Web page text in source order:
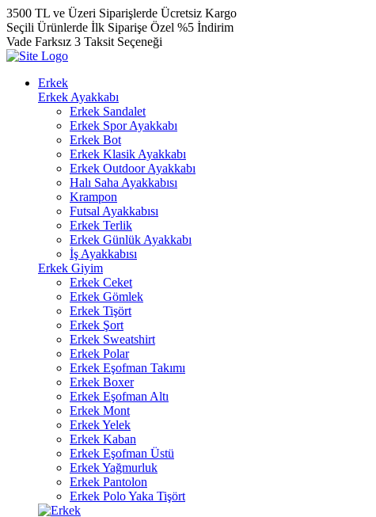
3500 TL ve Üzeri Siparişlerde Ücretsiz Kargo
Seçili Ürünlerde İlk Siparişe Özel %5 İndirim
Vade Farksız 3 Taksit Seçeneği
Erkek
Erkek Ayakkabı
Erkek Sandalet
Erkek Spor Ayakkabı
Erkek Bot
Erkek Klasik Ayakkabı
Erkek Outdoor Ayakkabı
Halı Saha Ayakkabısı
Krampon
Futsal Ayakkabısı
Erkek Terlik
Erkek Günlük Ayakkabı
İş Ayakkabısı
Erkek Giyim
Erkek Ceket
Erkek Gömlek
Erkek Tişört
Erkek Şort
Erkek Sweatshirt
Erkek Polar
Erkek Eşofman Takımı
Erkek Boxer
Erkek Eşofman Altı
Erkek Mont
Erkek Yelek
Erkek Kaban
Erkek Eşofman Üstü
Erkek Yağmurluk
Erkek Pantolon
Erkek Polo Yaka Tişört